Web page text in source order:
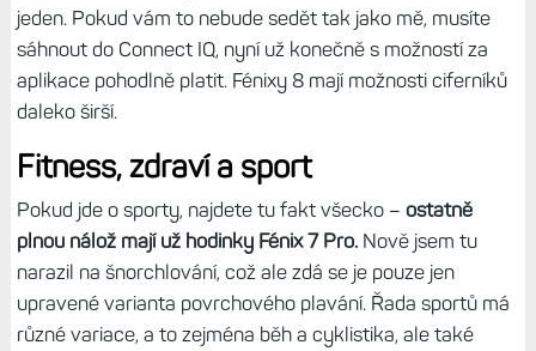
jeden. Pokud vám to nebude sedět tak jako mě, musíte
sáhnout do Connect IQ, nyní už konečně s možností za
aplikace pohodlně platit. Fénixy 8 mají možnosti ciferníků
daleko širší.
Fitness, zdraví a sport
Pokud jde o sporty, najdete tu fakt všecko – ostatně
plnou nálož mají už hodinky Fénix 7 Pro.Nově jsem tu
narazil na šnorchlování, což ale zdá se je pouze jen
upravené varianta povrchového plavání. Řada sportů má
různé variace, a to zejména běh a cyklistika, ale také